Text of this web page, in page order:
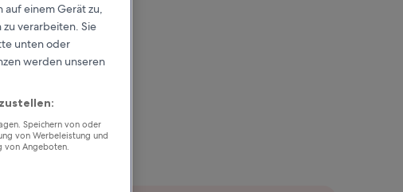
einem Gerät zu,
verarbeiten. Sie
unten oder
werden unseren
Speichern von oder
von Werbeleistung und
von Angeboten.